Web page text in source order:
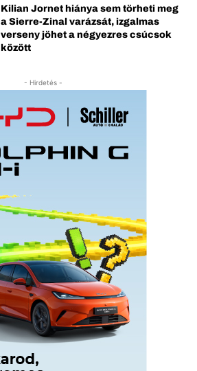
Kilian Jornet hiánya sem törheti meg
a Sierre-Zinal varázsát, izgalmas
verseny jöhet a négyezres csúcsok
között
- Hirdetés -